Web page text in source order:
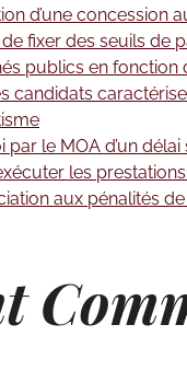
d’une concession
fixer des seuils de
publics en fonction
candidats
par le MOA d’un
les
aux pénalités